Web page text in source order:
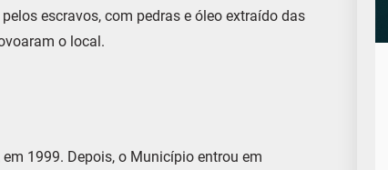
escravos, com pedras e óleo extraído das
o local.
1999. Depois, o Município entrou em